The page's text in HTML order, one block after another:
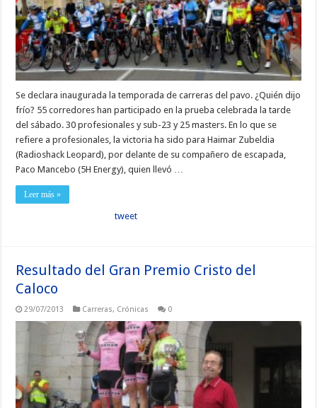
Se declara inaugurada la temporada de carreras del pavo. ¿Quién dijo
frío? 55 corredores han participado en la prueba celebrada la tarde
del sábado. 30 profesionales y sub-23 y 25 masters. En lo que se
refiere a profesionales, la victoria ha sido para Haimar Zubeldia
(Radioshack Leopard), por delante de su compañero de escapada,
Paco Mancebo (5H Energy), quien llevó …
Leer más »
tweet
Resultado del Gran Premio Cristo del
Caloco
29/07/2013 Carreras, Crónicas 0